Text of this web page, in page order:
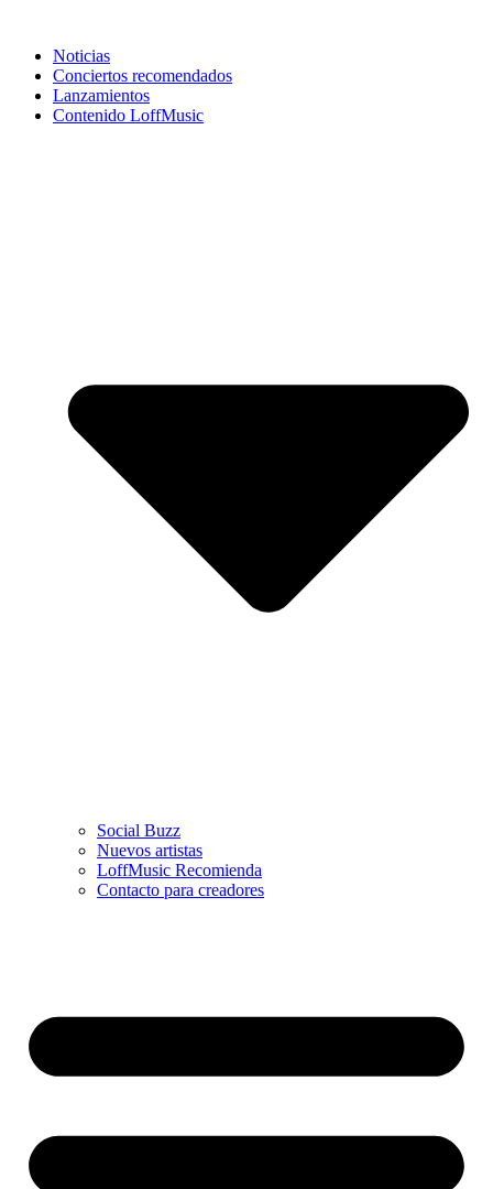
Noticias
Conciertos recomendados
Lanzamientos
Contenido LoffMusic
Social Buzz
Nuevos artistas
LoffMusic Recomienda
Contacto para creadores